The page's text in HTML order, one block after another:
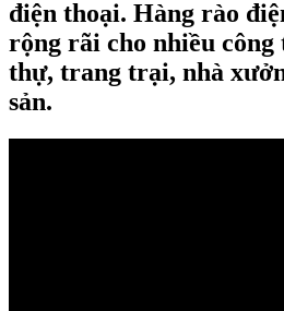
điện thoại. Hàng rào
rộng rãi cho nhiều
thự, trang trại, nhà
sản.